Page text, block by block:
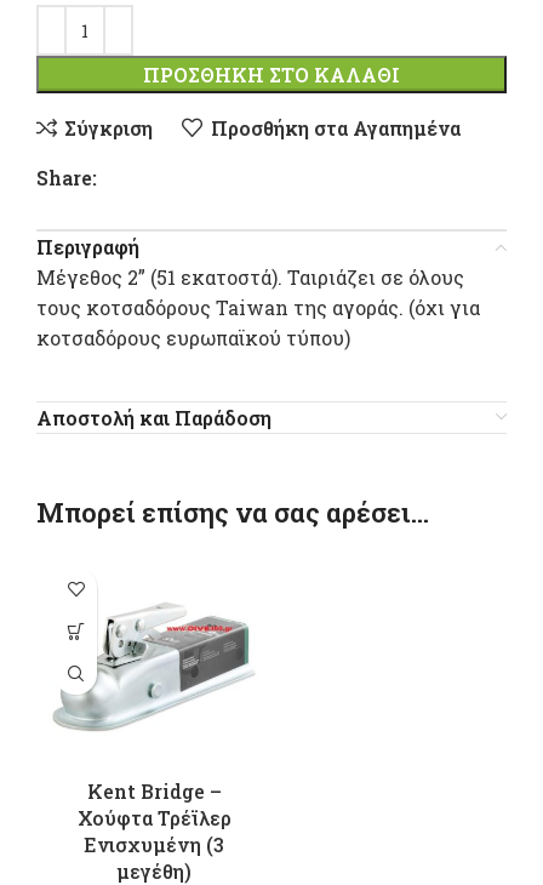
ΠΡΟΣΘΉΚΗ ΣΤΟ ΚΑΛΆΘΙ
Σύγκριση
Προσθήκη στα Αγαπημένα
Share:
Περιγραφή
Mέγεθος 2” (51 εκατοστά). Ταιριάζει σε όλους
τους κοτσαδόρους Taiwan της αγοράς. (όχι για
κοτσαδόρους ευρωπαϊκού τύπου)
Αποστολή και Παράδοση
Μπορεί επίσης να σας αρέσει…
Kent Bridge –
Χούφτα Τρέϊλερ
Eνισχυμένη (3
μεγέθη)
Αυτό το
προϊόν έχει
πολλαπλές
παραλλαγές.
Οι επιλογές
επιλεγούν
στη σελίδα
του
προϊόντος